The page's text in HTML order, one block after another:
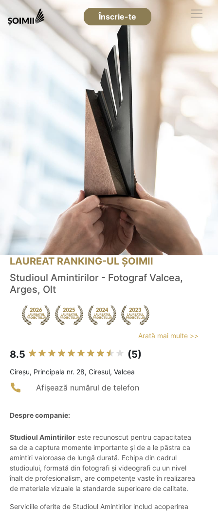
Înscrie-te
LAUREAT RANKING-UL ȘOIMII
Studioul Amintirilor - Fotograf Valcea,
Arges, Olt
Arată mai multe >>
8.5 (5)
Cireşu, Principala nr. 28, Ciresul, Valcea
Afișează numărul de telefon
Despre companie:
Studioul Amintirilor este recunoscut pentru capacitatea
sa de a captura momente importante și de a le păstra ca
amintiri valoroase de lungă durată. Echipa din cadrul
studioului, formată din fotografi și videografi cu un nivel
înalt de profesionalism, are competențe vaste în realizarea
de materiale vizuale la standarde superioare de calitate.
Serviciile oferite de Studioul Amintirilor includ acoperirea